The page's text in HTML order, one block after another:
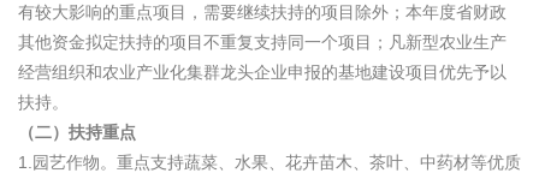
有较大影响的重点项目，需要继续扶持的项目除外；本年度省财政
其他资金拟定扶持的项目不重复支持同一个项目；凡新型农业生产
经营组织和农业产业化集群龙头企业申报的基地建设项目优先予以
扶持。
（二）扶持重点
1.园艺作物。重点支持蔬菜、水果、花卉苗木、茶叶、中药材等优质